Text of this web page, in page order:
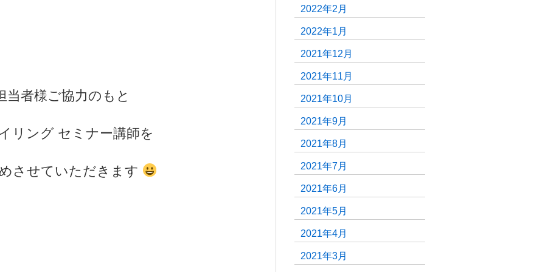
当者様ご協力のもと
リング セミナー講師を
させていただきます
2022年2月
2022年1月
2021年12月
2021年11月
2021年10月
2021年9月
2021年8月
2021年7月
2021年6月
2021年5月
2021年4月
2021年3月